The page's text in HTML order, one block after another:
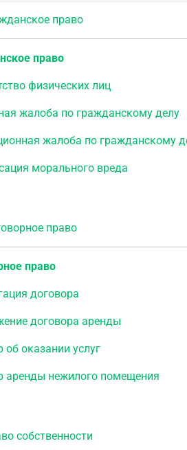
право
право
физических лиц
жалоба по гражданскому делу
жалоба по гражданскому
морального вреда
право
право
договора
договора аренды
об оказании услуг
аренды нежилого помещения
собственности